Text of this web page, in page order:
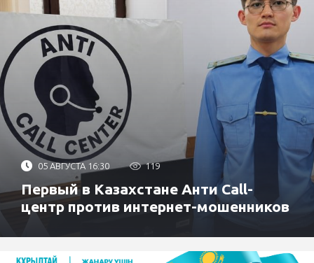
05 АВГУСТА 16:30 119
Первый в Казахстане Анти Call-
центр против интернет-мошенников